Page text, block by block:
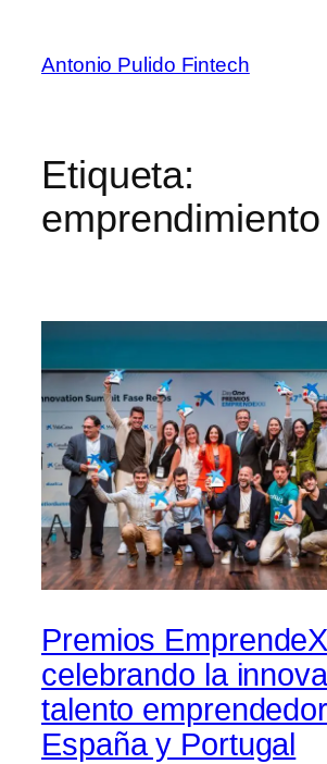
Antonio Pulido Fintech
Etiqueta:
emprendimiento
Premios
celebrando la
talento
España y Portugal